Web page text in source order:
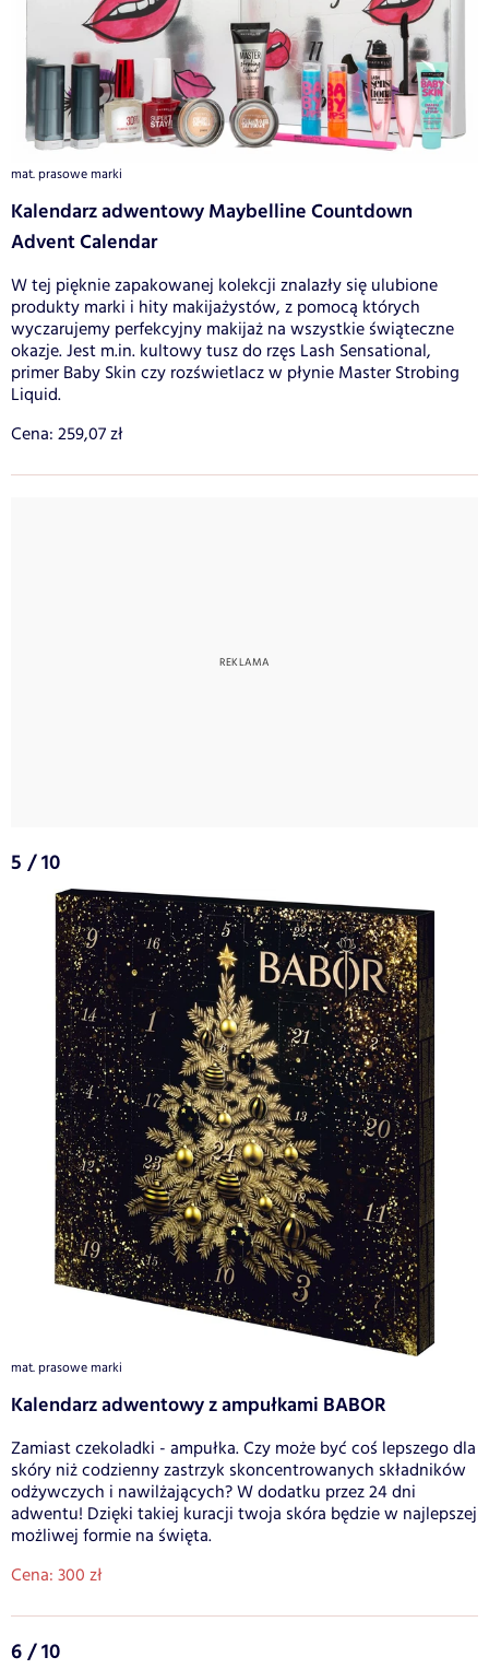
mat. prasowe marki
Kalendarz adwentowy Maybelline Countdown
Advent Calendar
W tej pięknie zapakowanej kolekcji znalazły się ulubione
produkty marki i hity makijażystów, z pomocą których
wyczarujemy perfekcyjny makijaż na wszystkie świąteczne
okazje. Jest m.in. kultowy tusz do rzęs Lash Sensational,
primer Baby Skin czy rozświetlacz w płynie Master Strobing
Liquid.
Cena: 259,07 zł
5 / 10
mat. prasowe marki
Kalendarz adwentowy z ampułkami BABOR
Zamiast czekoladki - ampułka. Czy może być coś lepszego dla
skóry niż codzienny zastrzyk skoncentrowanych składników
odżywczych i nawilżających? W dodatku przez 24 dni
adwentu! Dzięki takiej kuracji twoja skóra będzie w najlepszej
możliwej formie na święta.
Cena: 300 zł
6 / 10